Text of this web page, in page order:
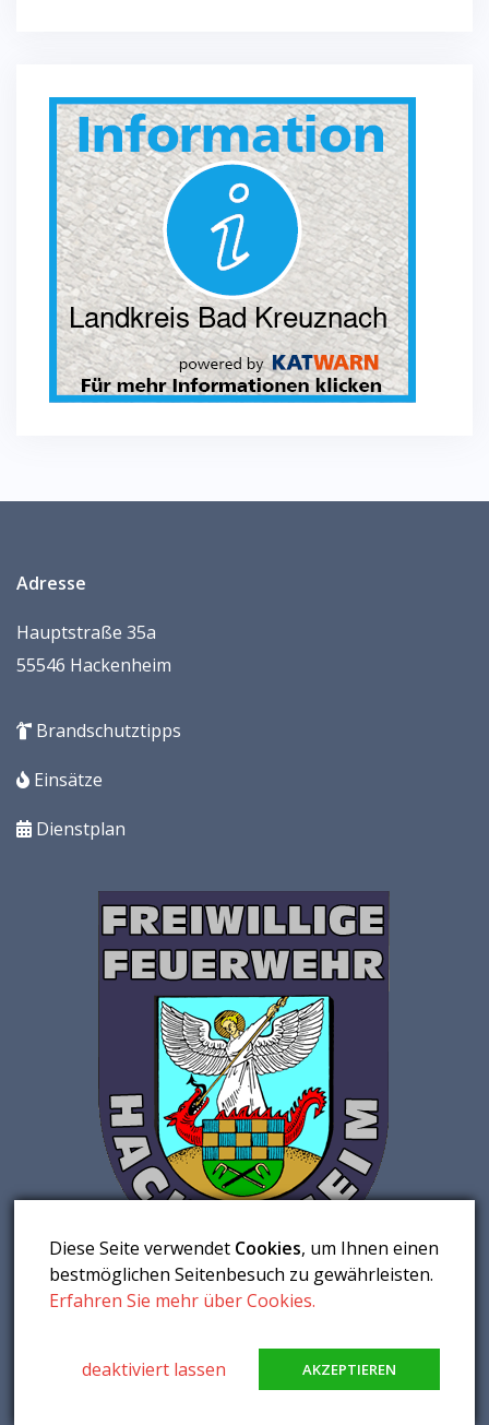
Adresse
Hauptstraße 35a
55546 Hackenheim
Brandschutztipps
Einsätze
Dienstplan
© 2026 Freiwillige Feuerwehr Hackenheim. Alle Rechte
Datenschutz
Diese Seite verwendet Cookies, um Ihnen einen
bestmöglichen Seitenbesuch zu gewährleisten.
Erfahren Sie mehr über Cookies.
AKZEPTIEREN
deaktiviert lassen